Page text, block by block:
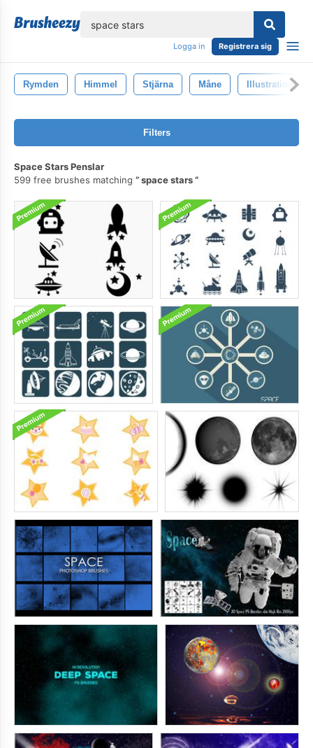
Logga in Registrera sig
Rymden Himmel Stjärna Måne Illustration
Filters
Space Stars Penslar
599 free brushes matching
space stars